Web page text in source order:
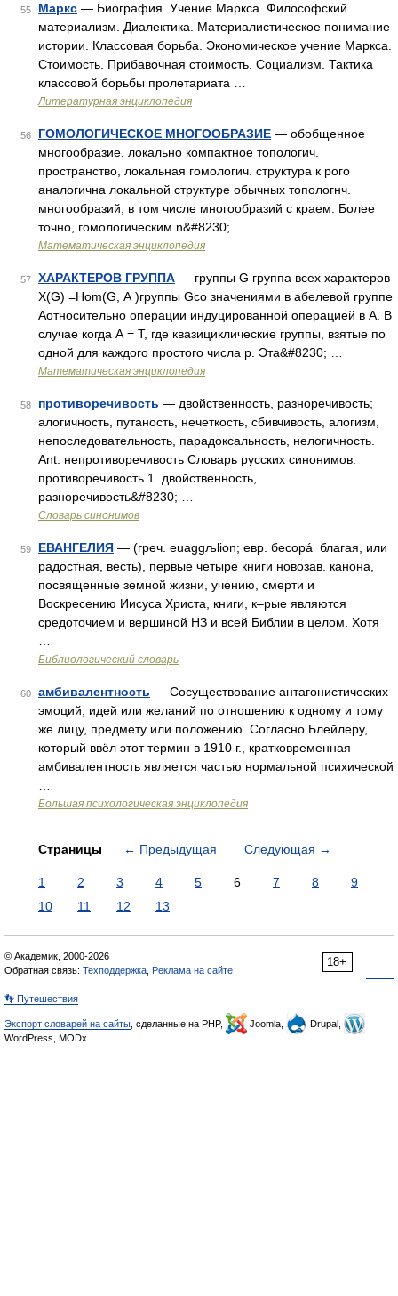
55 Маркс — Биография. Учение Маркса. Философский
материализм. Диалектика. Материалистическое понимание
истории. Классовая борьба. Экономическое учение Маркса.
Стоимость. Прибавочная стоимость. Социализм. Тактика
классовой борьбы пролетариата …
Литературная энциклопедия
56 ГОМОЛОГИЧЕСКОЕ МНОГООБРАЗИЕ — обобщенное
многообразие, локально компактное топологич.
пространство, локальная гомологич. структура к рого
аналогична локальной структуре обычных топологнч.
многообразий, в том числе многообразий с краем. Более
точно, гомологическим n&#8230; …
Математическая энциклопедия
57 ХАРАКТЕРОВ ГРУППА — группы G группа всех характеров
X(G) =Hom(G, А )группы Gсо значениями в абелевой группе
Аотносительно операции индуцированной операцией в А. В
случае когда А = Т, где квазициклические группы, взятые по
одной для каждого простого числа р. Эта&#8230; …
Математическая энциклопедия
58 противоречивость — двойственность, разноречивость;
алогичность, путаность, нечеткость, сбивчивость, алогизм,
непоследовательность, парадоксальность, нелогичность.
Ant. непротиворечивость Словарь русских синонимов.
противоречивость 1. двойственность,
разноречивость&#8230; …
Словарь синонимов
59 ЕВАНГЕЛИЯ — (греч. euaggљlion; евр. бесорá благая, или
радостная, весть), первые четыре книги новозав. канона,
посвященные земной жизни, учению, смерти и
Воскресению Иисуса Христа, книги, к–рые являются
средоточием и вершиной НЗ и всей Библии в целом. Хотя
Библиологический словарь
60 амбивалентность — Сосуществование антагонистических
эмоций, идей или желаний по отношению к одному и тому
же лицу, предмету или положению. Согласно Блейлеру,
который ввёл этот термин в 1910 г., кратковременная
амбивалентность является частью нормальной психической
Большая психологическая энциклопедия
Страницы ← Предыдущая Следующая →
1 2 3 4 5 6 7 8
9
10
11 12 13
18+
© Академик, 2000-2026
Обратная связь: Техподдержка Реклама на сайте
👣 Путешествия
Экспорт словарей на сайты , сделанные на PHP, Joomla,
Drupal,
WordPress, MODx.